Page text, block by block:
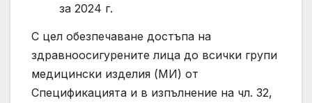
за 2024 г.
С цел обезпечаване достъпа на
здравноосигурените лица до всички групи
медицински изделия (МИ) от
Спецификацията и в изпълнение на чл. 32,